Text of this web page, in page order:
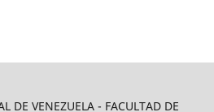
DE VENEZUELA - FACULTAD DE